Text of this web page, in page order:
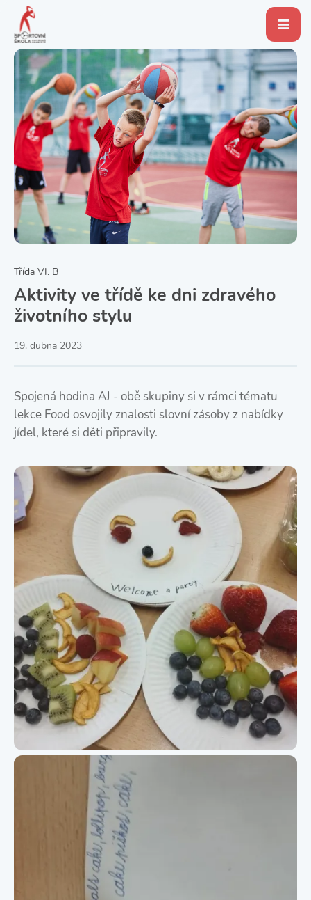
Třída VI. B
Aktivity ve třídě ke dni zdravého
životního stylu
19. dubna 2023
Spojená hodina AJ - obě skupiny si v rámci tématu
lekce Food osvojily znalosti slovní zásoby z nabídky
jídel, které si děti připravily.